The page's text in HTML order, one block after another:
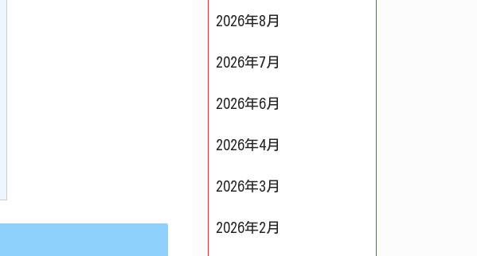
2026年8月
2026年7月
2026年6月
2026年4月
2026年3月
2026年2月